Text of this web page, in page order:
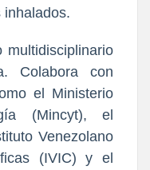
inhalados.
multidisciplinario
Colabora con
el Ministerio
(Mincyt), el
Venezolano
(IVIC) y el